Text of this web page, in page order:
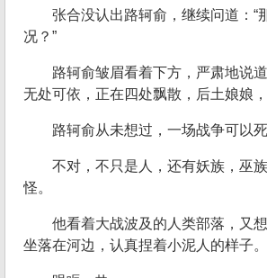
张合没认出路轲俞，继续问道：“
况？”
路轲俞皱眉看着下方，严肃地说
无处可依，正在四处飘散，后土娘娘
路轲俞从未想过，一场战争可以
不对，不只是人，还有妖族，巫
怪。
他看着大战波及的人类部落，又
坐落在河边，认真捏着小泥人的样子。